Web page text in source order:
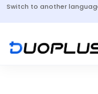
Switch to another